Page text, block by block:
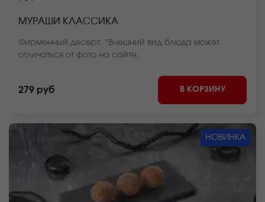
МУРАШИ КЛАССИКА
Фирменный десерт. *Внешний вид блюда может
отличаться от фото на сайте.
279 руб В КОРЗИНУ
НОВИНКА